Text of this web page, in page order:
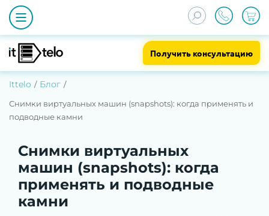
Получить консультацию
Ittelo Блог
Снимки виртуальных машин (snapshots): когда применять и
подводные камни
Снимки виртуальных
машин (snapshots): когда
применять и подводные
камни